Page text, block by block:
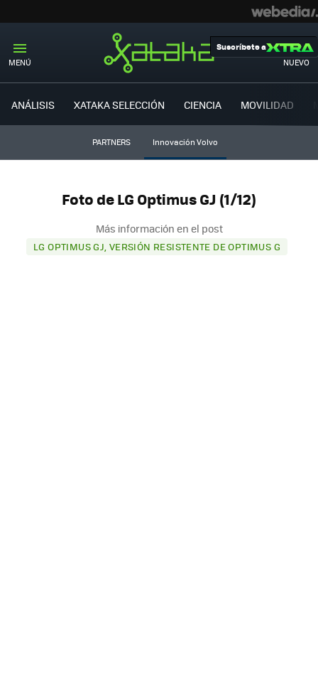
MENÚ NUEVO
Suscríbete a
ANÁLISIS XATAKA SELECCIÓN CIENCIA MOVILIDAD
PARTNERS Innovación Volvo
Foto de LG Optimus GJ (1/12)
Más información en el post
LG OPTIMUS GJ, VERSIÓN RESISTENTE DE OPTIMUS G